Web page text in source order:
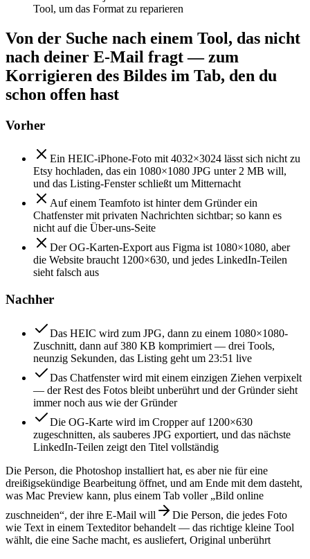
Tool, um das Format zu reparieren
Von der Suche nach einem Tool, das nicht
nach deiner E-Mail fragt — zum
Korrigieren des Bildes im Tab, den du
schon offen hast
Vorher
Ein HEIC-iPhone-Foto mit 4032×3024 lässt sich nicht zu
Etsy hochladen, das ein 1080×1080 JPG unter 2 MB will,
und das Listing-Fenster schließt um Mitternacht
Auf einem Teamfoto ist hinter dem Gründer ein
Chatfenster mit privaten Nachrichten sichtbar; so kann es
nicht auf die Über-uns-Seite
Der OG-Karten-Export aus Figma ist 1080×1080, aber
die Website braucht 1200×630, und jedes LinkedIn-Teilen
sieht falsch aus
Nachher
Das HEIC wird zum JPG, dann zu einem 1080×1080-
Zuschnitt, dann auf 380 KB komprimiert — drei Tools,
neunzig Sekunden, das Listing geht um 23:51 live
Das Chatfenster wird mit einem einzigen Ziehen verpixelt
— der Rest des Fotos bleibt unberührt und der Gründer sieht
immer noch aus wie der Gründer
Die OG-Karte wird im Cropper auf 1200×630
zugeschnitten, als sauberes JPG exportiert, und das nächste
LinkedIn-Teilen zeigt den Titel vollständig
Die Person, die Photoshop installiert hat, es aber nie für eine
dreißigsekündige Bearbeitung öffnet, und am Ende mit dem dasteht,
was Mac Preview kann, plus einem Tab voller „Bild online
zuschneiden“, der ihre E-Mail will
Die Person, die jedes Foto
wie Text in einem Texteditor behandelt — das richtige kleine Tool
wählt, die eine Sache macht, es ausliefert, Original unberührt